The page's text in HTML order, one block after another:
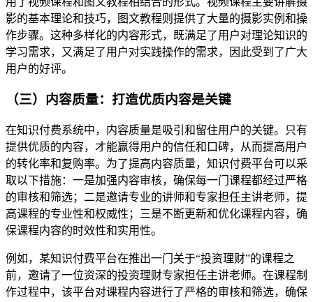
影的基本理论和技巧，图文教程则提供了大量的摄影实例和操
作步骤。这种多样化的内容形式，既满足了用户对理论知识的
学习需求，又满足了用户对实践操作的需求，因此受到了广大
用户的好评。
（三）内容质量：打造优质内容是关键
在知识付费系统中，内容质量是吸引和留住用户的关键。只有
提供优质的内容，才能赢得用户的信任和口碑，从而提高用户
的转化率和复购率。为了提高内容质量，知识付费平台可以采
取以下措施：一是加强内容审核，确保每一门课程都经过严格
的审核和筛选；二是邀请专业的讲师和专家担任主讲老师，提
高课程的专业性和权威性；三是不断更新和优化课程内容，确
保课程内容的时效性和实用性。
例如，某知识付费平台在推出一门关于“投资理财”的课程之
前，邀请了一位资深的投资理财专家担任主讲老师。在课程制
作过程中，该平台对课程内容进行了严格的审核和筛选，确保